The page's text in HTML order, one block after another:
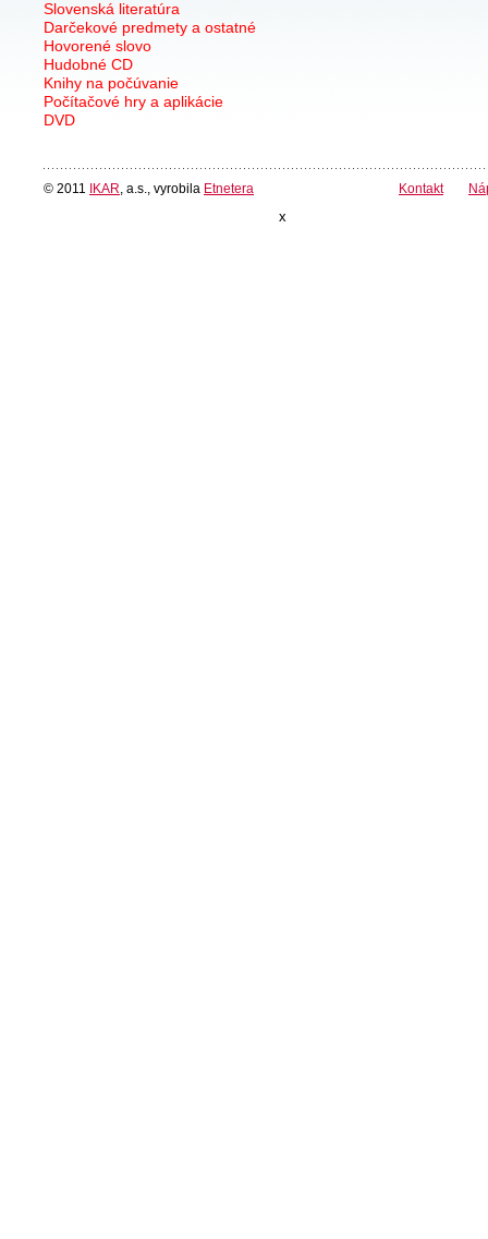
Slovenská literatúra
Darčekové predmety a ostatné
Hovorené slovo
Hudobné CD
Knihy na počúvanie
Počítačové hry a aplikácie
DVD
© 2011 IKAR , a.s., vyrobila Etnetera Kontakt
x